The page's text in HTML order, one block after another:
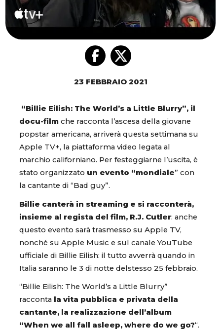
23 FEBBRAIO 2021
“Billie Eilish: The World’s a Little Blurry”, il
docu-film che racconta l’ascesa della giovane
popstar americana, arriverà questa settimana su
Apple TV+, la piattaforma video legata al
marchio californiano. Per festeggiarne l’uscita, è
stato organizzato un evento “mondiale” con
la cantante di “Bad guy”.
Billie canterà in streaming e si racconterà,
insieme al regista del film, R.J. Cutler: anche
questo evento sarà trasmesso su Apple TV,
nonché su Apple Music e sul canale YouTube
ufficiale di Billie Eilish: il tutto avverrà quando in
Italia saranno le 3 di notte delstesso 25 febbraio.
“Billie Eilish: The World’s a Little Blurry”
racconta la vita pubblica e privata della
cantante, la realizzazione dell’album
“When we all fall asleep, where do we go?“.